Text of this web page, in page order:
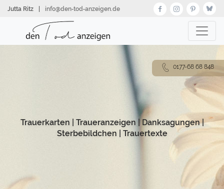
zumJutta Ritz info@den‑tod‑anzeigen.de
Trauerkarten Traueranzeigen |Danksagungen|
Sterbebildchen
Trauertexte
0177-68 68 848